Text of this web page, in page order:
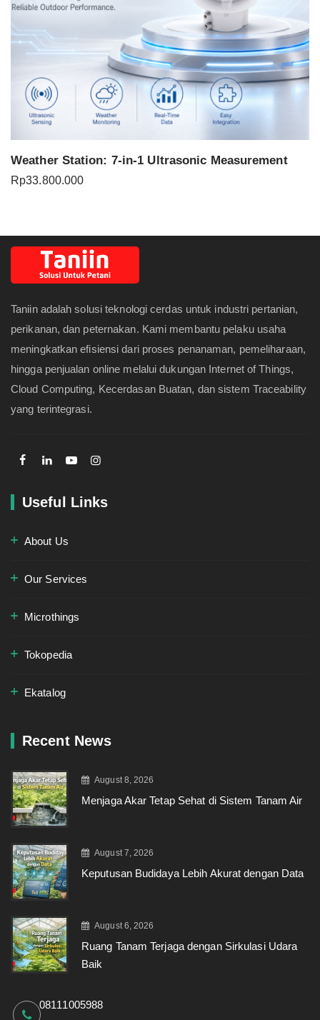
Weather Station: 7-in-1 Ultrasonic Measurement
Rp33.800.000
Taniin adalah solusi teknologi cerdas untuk industri pertanian,
perikanan, dan peternakan. Kami membantu pelaku usaha
meningkatkan efisiensi dari proses penanaman, pemeliharaan,
hingga penjualan online melalui dukungan Internet of Things,
Cloud Computing, Kecerdasan Buatan, dan sistem Traceability
yang terintegrasi.
Useful Links
About Us
Our Services
Microthings
Tokopedia
Ekatalog
Recent News
August 8, 2026
Menjaga Akar Tetap Sehat di Sistem Tanam Air
August 7, 2026
Keputusan Budidaya Lebih Akurat dengan Data
August 6, 2026
Ruang Tanam Terjaga dengan Sirkulasi Udara
Baik
08111005988